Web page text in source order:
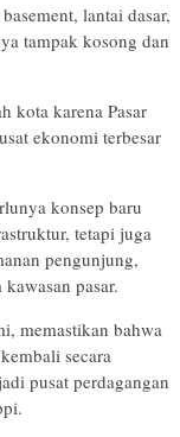
lantai dasar,
tampak kosong dan
kota karena Pasar
ekonomi terbesar
konsep baru
tetapi juga
pengunjung,
pasar.
memastikan bahwa
secara
pusat perdagangan